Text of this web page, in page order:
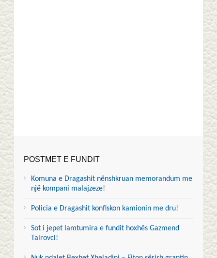
POSTMET E FUNDIT
Komuna e Dragashit nënshkruan memorandum me
një kompani malajzeze!
Policia e Dragashit konfiskon kamionin me dru!
Sot i jepet lamtumira e fundit hoxhës Gazmend
Tairovci!